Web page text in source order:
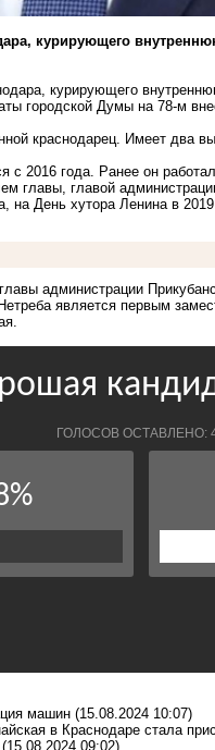
курирующего
курирующего
городской Думы на 78-м
краснодарец. Имеет два
2016 года. Ранее он
главы, главой
на День хутора Ленина в
администрации
является первым
машин (15.08.2024 10:07)
в Краснодаре стала
(15.08.2024 09:02)